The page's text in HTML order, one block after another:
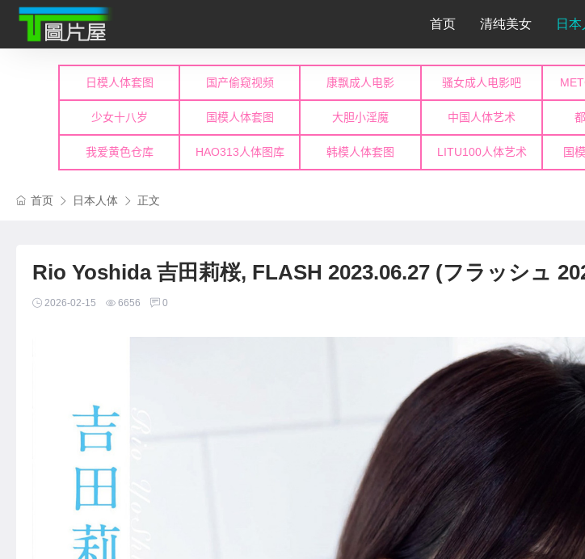
首页 清纯美女 日
首页 日本人体 正文
Rio Yoshida 吉田莉桜, FLASH 2023.06.27 (フラッシュ
2026-02-15 6656 0